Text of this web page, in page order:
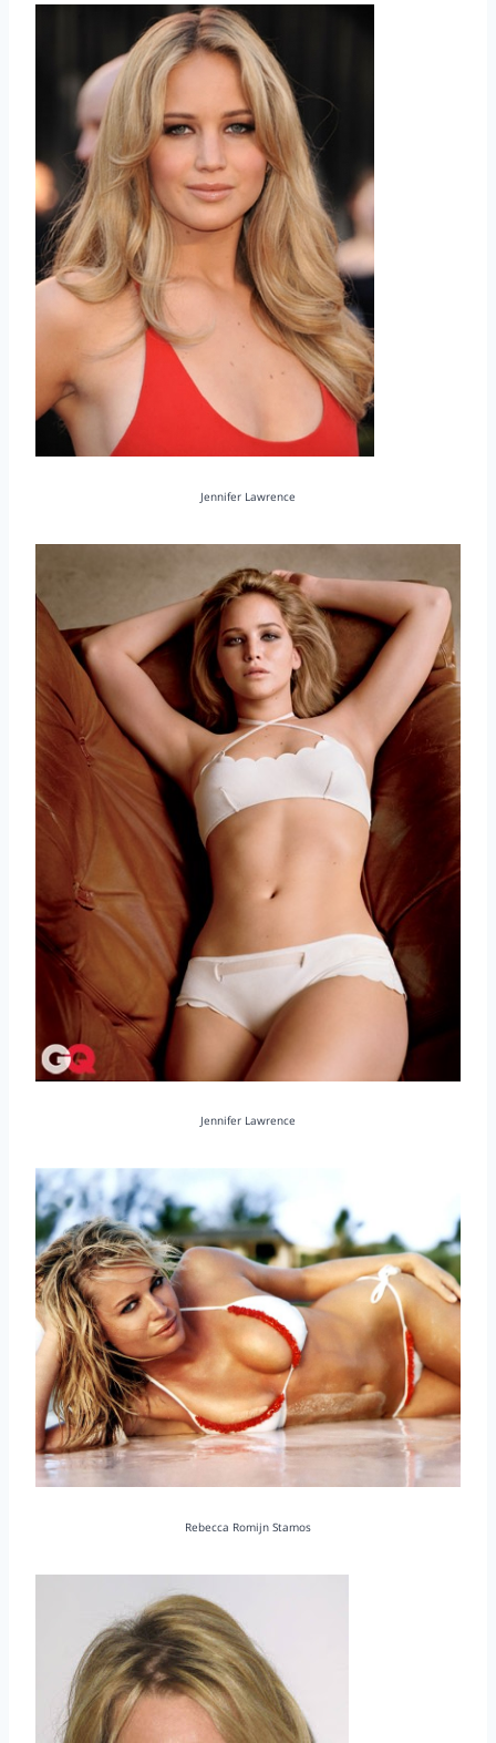
Jennifer Lawrence
Jennifer Lawrence
Rebecca Romijn Stamos